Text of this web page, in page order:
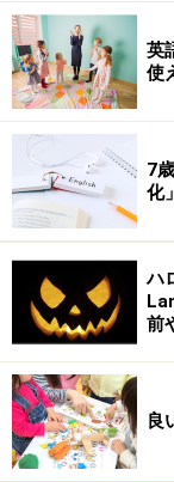
英
使
7
化
ハ
前
良